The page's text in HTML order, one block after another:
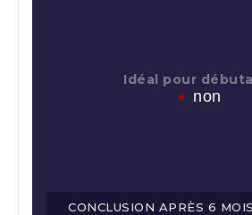
Idéal pour
non
CONCLUSION APRÈS 6